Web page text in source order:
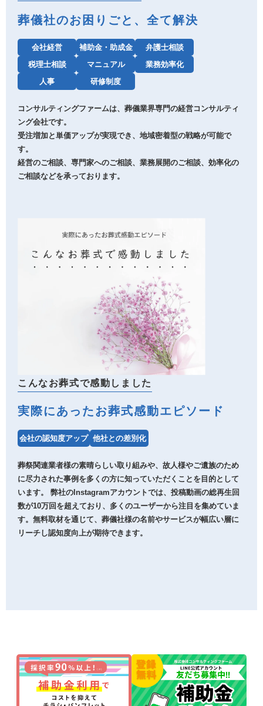
葬儀社のお困りごと、全て解決
会社経営 補助金・助成金
弁護士相談
税理士相談
マニュアル
業務効率化
人事
研修制度
コンサルティングファームは、葬儀業界専門の経営コンサルティ
ング会社です。
受注増加と単価アップが実現でき、地域密着型の戦略が可能で
す。
経営のご相談、専門家へのご相談、業務展開のご相談、効率化の
ご相談などを承っております。
こんなお葬式で感動しました
実際にあったお葬式感動エピソード
会社の認知度アップ 他社との差別化
葬祭関連業者様の素晴らしい取り組みや、故人様やご遺族のため
に尽力された事例を多くの方に知っていただくことを目的として
います。 弊社のInstagramアカウントでは、投稿動画の総再生回
数が10万回を超えており、多くのユーザーから注目を集めていま
す。無料取材を通じて、葬儀社様の名前やサービスが幅広い層に
リーチし認知度向上が期待できます。